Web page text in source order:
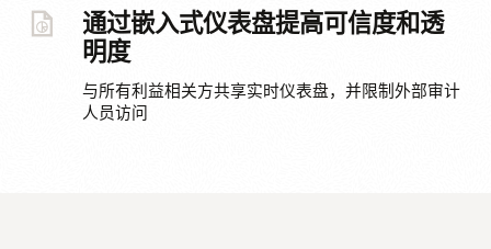
通过嵌入式仪表盘提高可信度和透
明度
与所有利益相关方共享实时仪表盘，并限制外部审计
人员访问